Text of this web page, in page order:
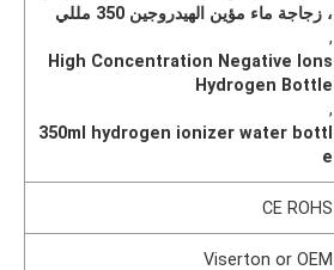
، زجاجة ماء مؤين الهيدروجين 350 مللي
,
High Concentration Negative Ions
Hydrogen Bottle
,
350ml hydrogen ionizer water bottl
e
CE ROHS
Viserton or OEM